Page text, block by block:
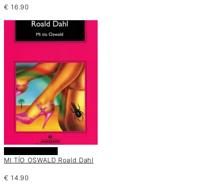
€ 16.90
MI TÍO OSWALD Roald Dahl
€ 14.90